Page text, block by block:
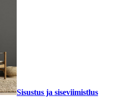
Sisustus ja siseviimistlus